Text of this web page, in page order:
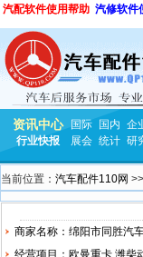
汽配软件使用帮助 汽修软件
资讯中心 国际 国内 企
行业快报
展会 统计 研
当前位置： 汽车配件110网 >>
商家名称：绵阳市同胜汽
经营项目： 欧曼重卡 潍柴